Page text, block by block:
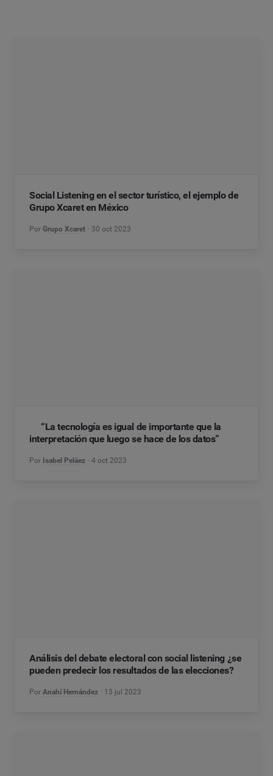
Social Listening en el sector turístico, el ejemplo de
Grupo Xcaret en México
Por Grupo Xcaret 30 oct 2023
“La tecnología es igual de importante que la
interpretación que luego se hace de los datos”
Por Isabel Peláez 4 oct 2023
Análisis del debate electoral con social listening ¿se
pueden predecir los resultados de las elecciones?
Por Anahí Hernández 13 jul 2023